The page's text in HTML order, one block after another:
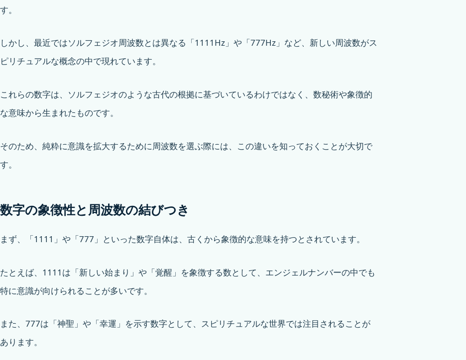
す。
しかし、最近ではソルフェジオ周波数とは異なる「1111Hz」や「777Hz」など、新しい周波数がス
ピリチュアルな概念の中で現れています。
これらの数字は、ソルフェジオのような古代の根拠に基づいているわけではなく、数秘術や象徴的
な意味から生まれたものです。
そのため、純粋に意識を拡大するために周波数を選ぶ際には、この違いを知っておくことが大切で
す。
数字の象徴性と周波数の結びつき
まず、「1111」や「777」といった数字自体は、古くから象徴的な意味を持つとされています。
たとえば、1111は「新しい始まり」や「覚醒」を象徴する数として、エンジェルナンバーの中でも
特に意識が向けられることが多いです。
また、777は「神聖」や「幸運」を示す数字として、スピリチュアルな世界では注目されることが
あります。